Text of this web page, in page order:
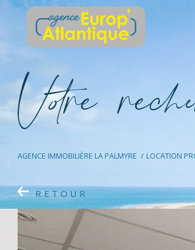
Vore rec
AGENCE IMMOBILIÈRE LA PALMYRE LOCATION
RETOUR